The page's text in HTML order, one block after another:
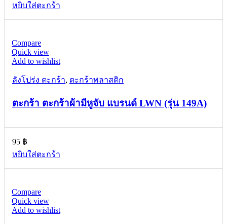
หยิบใส่ตะกร้า
Compare
Quick view
Add to wishlist
ลังโปร่ง ตะกร้า, ตะกร้าพลาสติก
ตะกร้า ตะกร้าผ้ามีหูจับ แบรนด์ LWN (รุ่น 149A)
95 ฿
หยิบใส่ตะกร้า
Compare
Quick view
Add to wishlist